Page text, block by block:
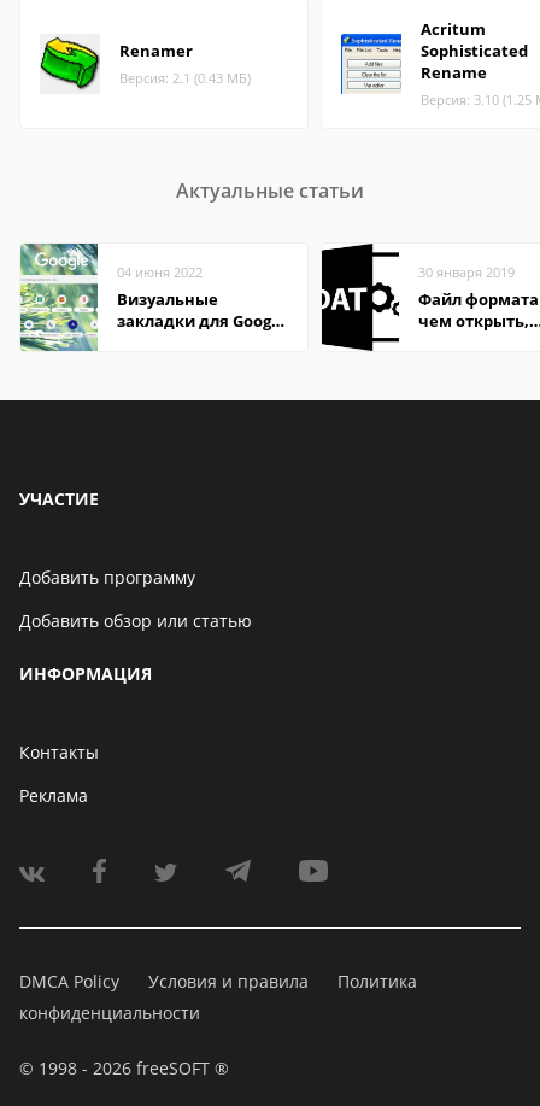
Renamer
Версия: 2.1 (0.43 МБ)
Acritum
Sophisticated
Rename
Версия: 3.10 (1.25
Актуальные статьи
04 июня 2022
Визуальные
закладки для Google
30 января 2019
Файл формата
чем открыть,
УЧАСТИЕ
Добавить программу
Добавить обзор или статью
ИНФОРМАЦИЯ
Контакты
Реклама
DMCA Policy Условия и правила
Политика
конфиденциальности
© 1998 - 2026 freeSOFT ®